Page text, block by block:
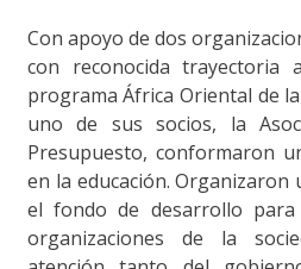
Con apoyo de dos
con reconocida trayectoria
programa África Oriental de la
uno de sus socios, la
Presupuesto, conformaron
en la educación.
el fondo de desarrollo
organizaciones de la